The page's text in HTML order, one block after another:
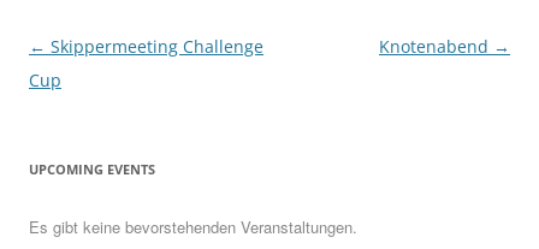
Beitragsnavigation
← Skippermeeting Challenge
Cup
Knotenabend →
UPCOMING EVENTS
Es gibt keine bevorstehenden Veranstaltungen.